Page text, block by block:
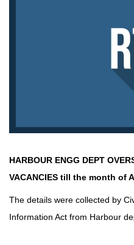
HARBOUR ENGG DEPT
VACANCIES till the month of
The details were collected by
Information Act from Harbour